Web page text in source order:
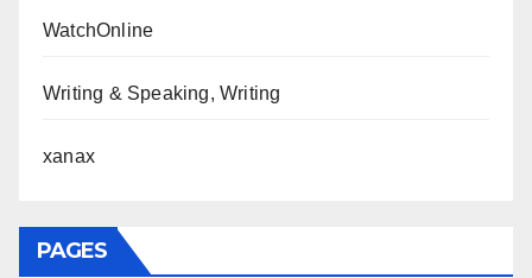
WatchOnline
Writing & Speaking, Writing
xanax
PAGES